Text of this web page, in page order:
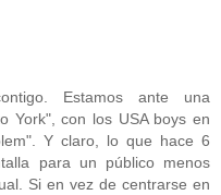
Estamos ante una
York", con los USA boys en
Y claro, lo que hace 6
para un público menos
Si en vez de centrarse en